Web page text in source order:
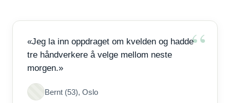
«Jeg la inn oppdraget om kvelden og hadde
tre håndverkere å velge mellom neste
morgen.»
Bernt (53), Oslo